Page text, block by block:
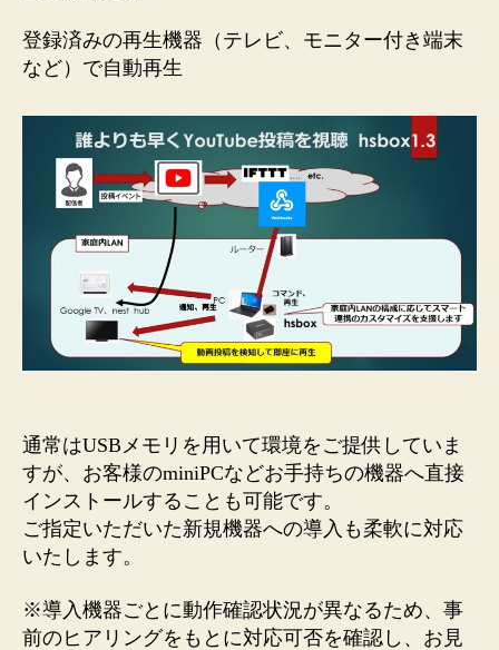
登録済みの再生機器（テレビ、モニター付き端末
など）で自動再生
通常はUSBメモリを用いて環境をご提供していま
すが、お客様のminiPCなどお手持ちの機器へ直接
インストールすることも可能です。
ご指定いただいた新規機器への導入も柔軟に対応
いたします。
※導入機器ごとに動作確認状況が異なるため、事
前のヒアリングをもとに対応可否を確認し、お見